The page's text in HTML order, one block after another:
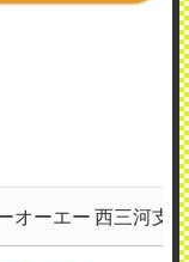
オーエー 西三河支店